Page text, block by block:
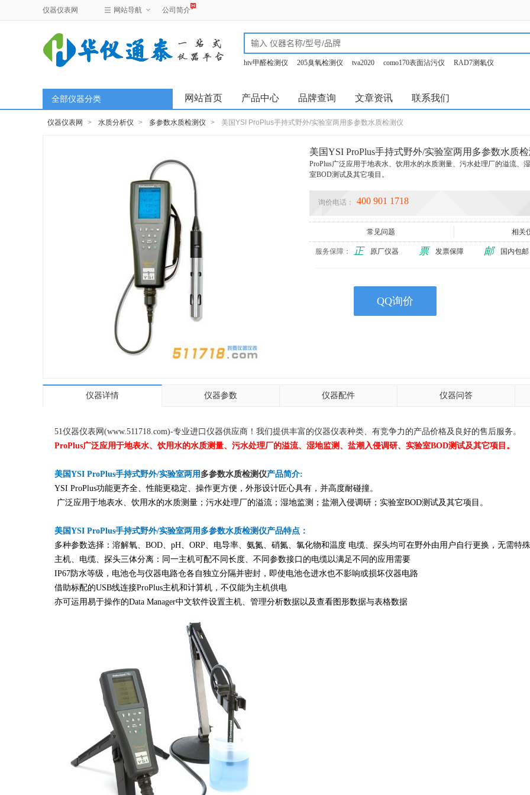
仪器仪表网 网站导航 公司简介
htv甲醛检测仪 205臭氧检测仪 tva2020 como170表面沾污仪
RAD7测氡仪
网站首页 产品中心 品牌查询 文章资讯 联系我们
全部仪器分类
仪器仪表网 > 水质分析仪 > 多参数水质检测仪 > 美国YSI ProPlus手持式野外/实验室两用多参数水质检测仪
美国YSI ProPlus手持式野外/实验室两用多参数水质
ProPlus广泛应用于地表水、饮用水的水质测量、污水处理厂的溢流、
室BOD测试及其它项目。
询价电话： 400 901 1718
常见问题 相关
服务保障： 正 原厂仪器 票 发票保障 邮 国内包邮
QQ询价
仪器详情 仪器参数 仪器配件 仪器问答
51仪器仪表网(www.511718.com)-专业进口仪器供应商！我们提供丰富的仪器仪表种类、有竞争力的产品价格及良好的售后服务。
ProPlus广泛应用于地表水、饮用水的水质测量、污水处理厂的溢流、湿地监测、盐潮入侵调研、实验室BOD测试及其它项目。
美国YSI ProPlus手持式野外/实验室两用 多参数水质检测仪产品简介:
YSI ProPlus功能更齐全、性能更稳定、操作更方便，外形设计匠心具有，并高度耐碰撞。
广泛应用于地表水、饮用水的水质测量；污水处理厂的溢流；湿地监测；盐潮入侵调研；实验室BOD测试及其它项目。
美国YSI ProPlus手持式野外/实验室两用多参数水质检测仪产品特点：
多种参数选择：溶解氧、BOD、pH、ORP、电导率、氨氮、硝氮、氯化物和温度 电缆、探头均可在野外由用户自行更换，无需特
主机、电缆、探头三体分离：同一主机可配不同长度、不同参数接口的电缆以满足不同的应用需要
IP67防水等级，电池仓与仪器电路仓各自独立分隔并密封，即使电池仓进水也不影响或损坏仪器电路
借助标配的USB线连接ProPlus主机和计算机，不仅能为主机供电
亦可运用易于操作的Data Manager中文软件设置主机、管理分析数据以及查看图形数据与表格数据